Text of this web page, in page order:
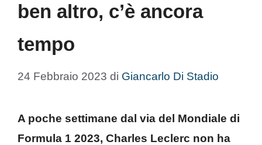
ben altro, c’è ancora
tempo
24 Febbraio 2023 di Giancarlo Di Stadio
A poche settimane dal via del Mondiale di
Formula 1 2023, Charles Leclerc non ha